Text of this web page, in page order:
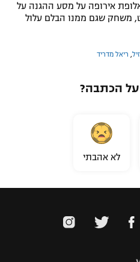
אירופה על מסע ההגנה על
משחק שגם ממנו הבלם עלול
ריאל מדריד
הכתבה?
לא אהבתי